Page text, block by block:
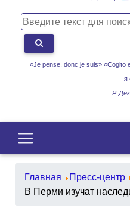
«Je pense, donc je suis» «Cogito
я
Р.
Главная
Пресс-центр
В Перми изучат